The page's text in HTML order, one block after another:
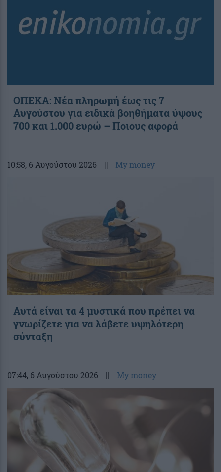
ΟΠΕΚΑ: Νέα πληρωμή έως τις 7
Αυγούστου για ειδικά βοηθήματα ύψους
700 και 1.000 ευρώ – Ποιους αφορά
10:58, 6 Αυγούστου 2026 || My money
Αυτά είναι τα 4 μυστικά που πρέπει να
γνωρίζετε για να λάβετε υψηλότερη
σύνταξη
07:44, 6 Αυγούστου 2026 || My money